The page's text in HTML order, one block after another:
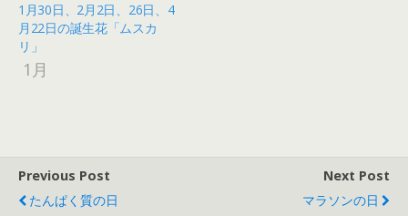
1月30日、2月2日、26日、4
月22日の誕生花「ムスカ
リ」
1月
Previous Post
たんぱく質の日
Next Post
マラソンの日